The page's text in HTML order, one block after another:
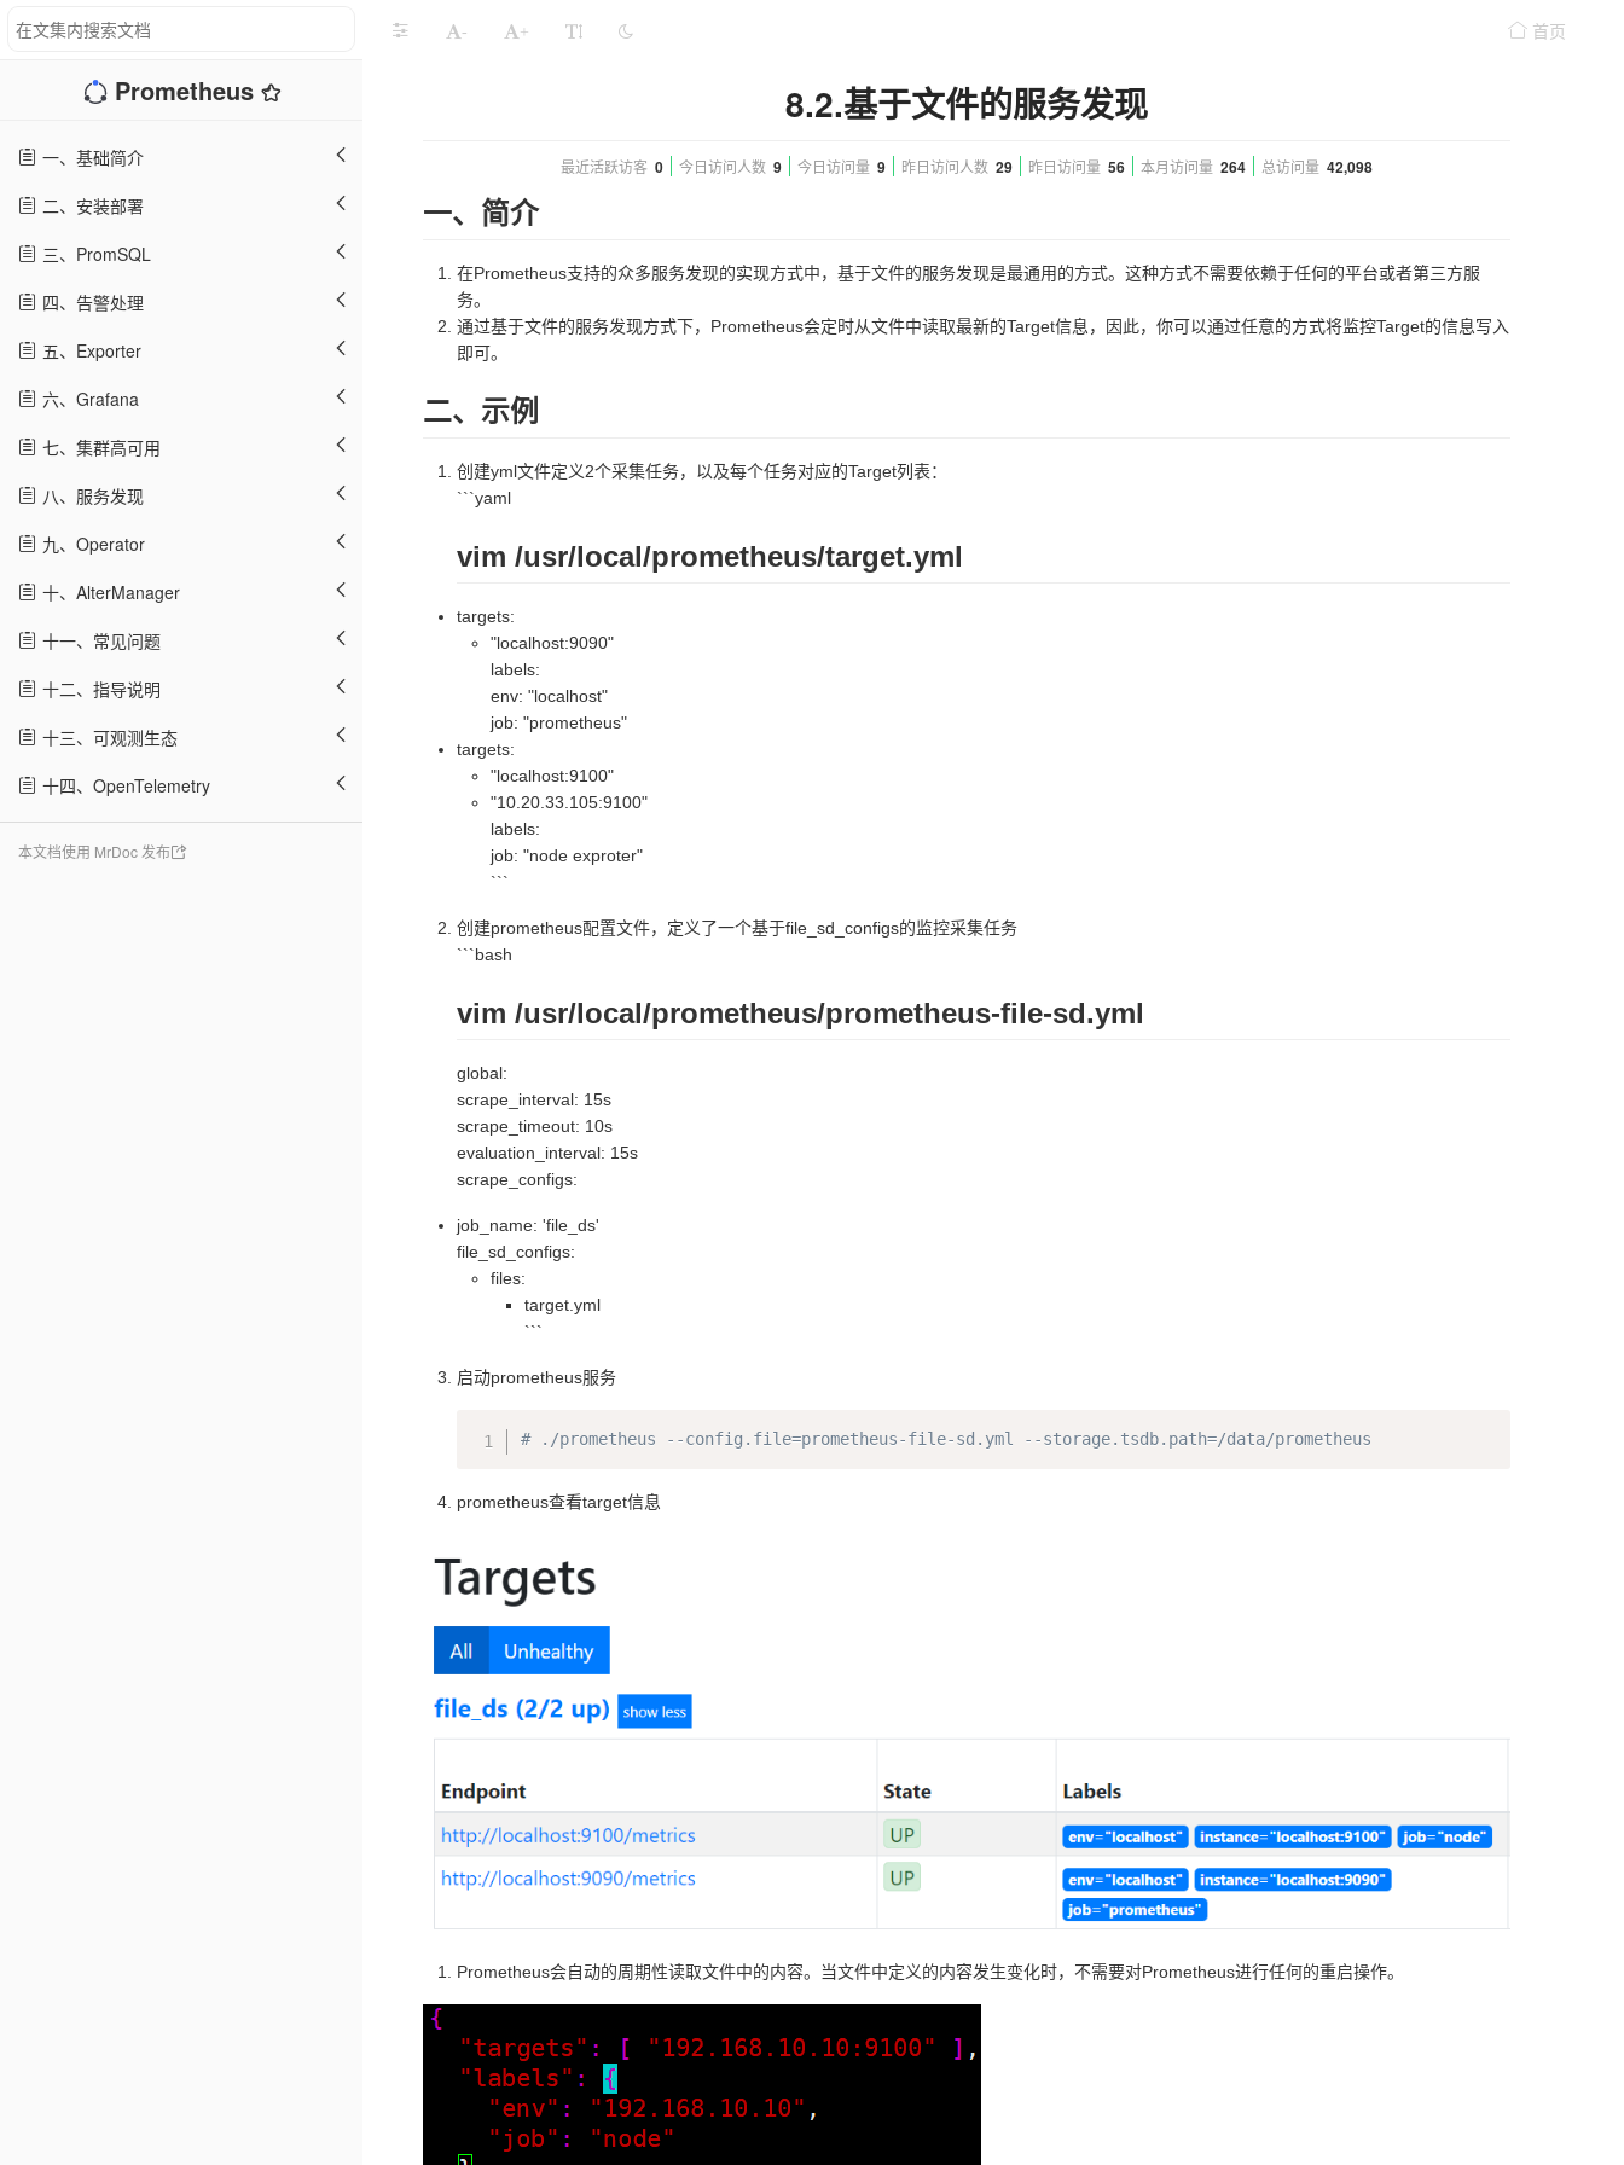
Prometheus
一、基础简介
二、安装部署
三、PromSQL
四、告警处理
五、Exporter
六、Grafana
七、集群高可用
八、服务发现
九、Operator
十、AlterManager
十一、常见问题
十二、指导说明
十三、可观测生态
十四、OpenTelemetry
本文档使用 MrDoc 发布
- + 首页
8.2.基于文件的服务发现
最近活跃访客 0 今日访问人数 9 今日访问量 9 昨日访问人数 29 昨日访问量 56 本月访问量 264 总访问量 42,098
一、简介
在Prometheus支持的众多服务发现的实现方式中，基于文件的服务发现是最通用的方式。这种方式不需要依赖于任何的平台或者第三方服
务。
通过基于文件的服务发现方式下，Prometheus会定时从文件中读取最新的Target信息，因此，你可以通过任意的方式将监控Target的信息写入
即可。
二、示例
创建yml文件定义2个采集任务，以及每个任务对应的Target列表：
```yaml
vim /usr/local/prometheus/target.yml
targets:
"localhost:9090"
labels:
env: "localhost"
job: "prometheus"
targets:
"localhost:9100"
"10.20.33.105:9100"
labels:
job: "node exproter"
```
创建prometheus配置文件，定义了一个基于file_sd_configs的监控采集任务
```bash
vim /usr/local/prometheus/prometheus-file-sd.yml
global:
scrape_interval: 15s
scrape_timeout: 10s
evaluation_interval: 15s
scrape_configs:
job_name: 'file_ds'
file_sd_configs:
files:
target.yml
```
启动prometheus服务
# ./prometheus --config.file=prometheus-file-sd.yml --storage.tsdb.path=/data/prometheus
prometheus查看target信息
Prometheus会自动的周期性读取文件中的内容。当文件中定义的内容发生变化时，不需要对Prometheus进行任何的重启操作。